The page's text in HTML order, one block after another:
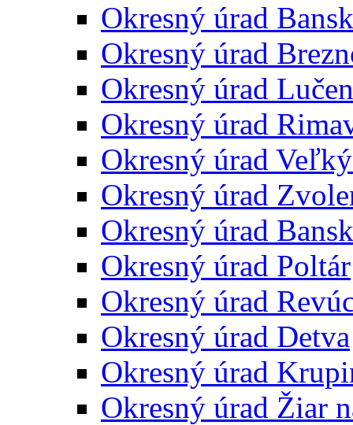
Okresný úrad
Okresný úrad
Okresný úrad
Okresný úrad
Okresný úrad
Okresný úrad
Okresný úrad
Okresný úrad Poltár
Okresný úrad
Okresný úrad Detva
Okresný úrad
Okresný úrad Žiar